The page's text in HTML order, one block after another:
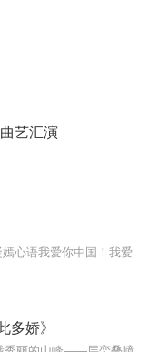
艺汇演
娇》